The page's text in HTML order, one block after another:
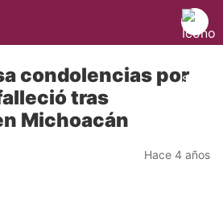
condolencias por
tras
Michoacán
Hace 4 años